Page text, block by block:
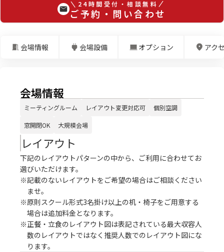
24時間受付・相談無料
ご予約・問い合わせ
会場情報 会場設備 オプション アク
会場情報
ミーティングルーム レイアウト変更対応可 個別空調
窓開閉OK 大規模会場
レイアウト
下記のレイアウトパターンの中から、ご利用に合わせてお
選びいただけます。
※記載のないレイアウトをご希望の場合はご相談ください
ませ。
※原則スクール形式3名掛け以上の机・椅子をご用意する
場合は追加料金となります。
※正餐・立食のレイアウト図は表記されている最大収容人
数のレイアウトではなく推奨人数でのレイアウト図にな
ります。